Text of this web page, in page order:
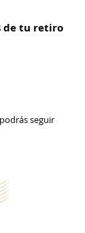
de tu retiro
seguir